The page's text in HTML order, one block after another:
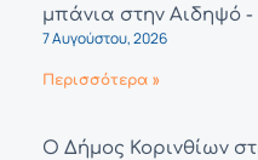
μπάνια στην Αιδηψό
7 Αυγούστου, 2026
Περισσότερα »
Ο Δήμος Κορινθίων